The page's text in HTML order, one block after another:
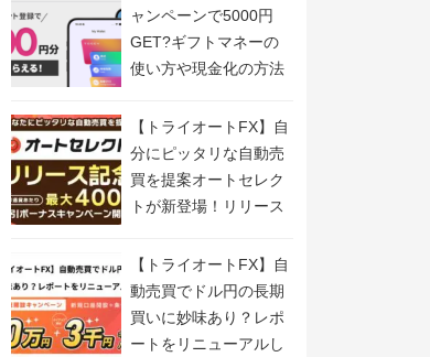
ャンペーンで5000円
GET?ギフトマネーの
使い方や現金化の方法
【トライオートFX】自
分にピッタリな自動売
買を提案オートセレク
トが新登場！リリース
催！
【トライオートFX】自
動売買でドル円の長期
買いに妙味あり？レポ
ートをリニューアルし